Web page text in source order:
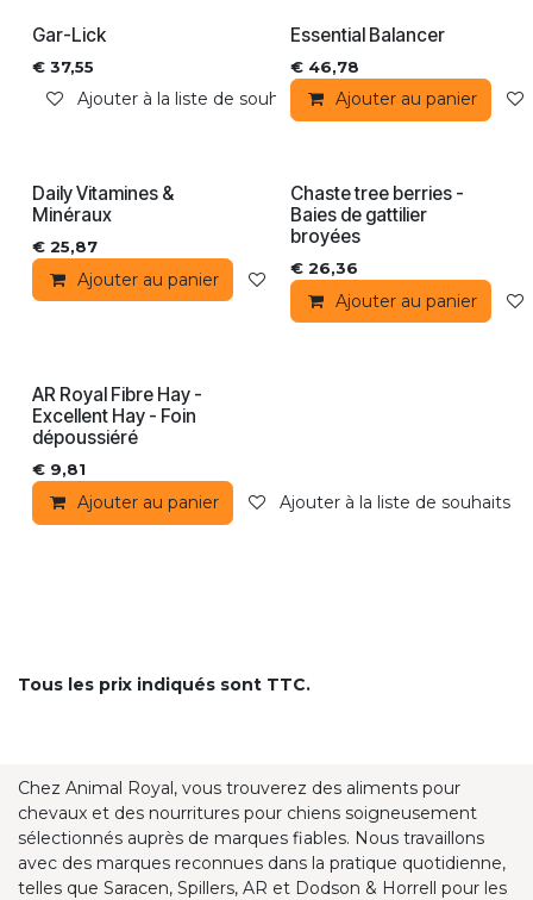
Gar-Lick
€ 37,55
Ajouter à la liste de souhaits
Essential Balancer
€ 46,78
Ajouter au panier
Daily Vitamines &
Minéraux
€ 25,87
Ajouter au panier Ajouter à la liste de souhaits
Chaste tree berries -
Baies de gattilier
broyées
€ 26,36
Ajouter au panier
AR Royal Fibre Hay -
Excellent Hay - Foin
dépoussiéré
€ 9,81
Ajouter au panier Ajouter à la liste de souhaits
Tous les prix indiqués sont TTC.
Chez Animal Royal, vous trouverez des aliments pour
chevaux et des nourritures pour chiens soigneusement
sélectionnés auprès de marques fiables. Nous travaillons
avec des marques reconnues dans la pratique quotidienne,
telles que Saracen, Spillers, AR et Dodson & Horrell pour les